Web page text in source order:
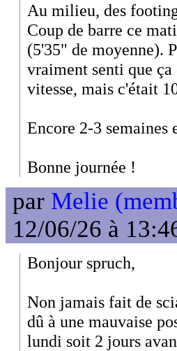
Au milieu, des
Coup de barre ce
(5'35" de moyenne).
vraiment senti que
vitesse, mais c'était
Encore 2-3
Bonne journée !
par Melie
12/06/26 à
Bonjour spruch,
Non jamais fait de
dû à une mauvaise
lundi soit 2 jours